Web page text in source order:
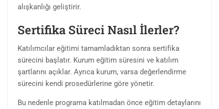
alışkanlığı geliştirir.
Sertifika Süreci Nasıl İlerler?
Katılımcılar eğitimi tamamladıktan sonra sertifika
sürecini başlatır. Kurum eğitim süresini ve katılım
şartlarını açıklar. Ayrıca kurum, varsa değerlendirme
sürecini kendi prosedürlerine göre yönetir.
Bu nedenle programa katılmadan önce eğitim detaylarını